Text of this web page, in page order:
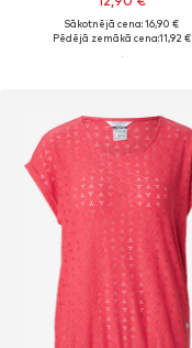
Sākotnējā cena: 16,90 €
Pēdējā zemākā cena:11,92 €